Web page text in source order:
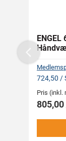
724,50 /
Pris (inkl.
805,00